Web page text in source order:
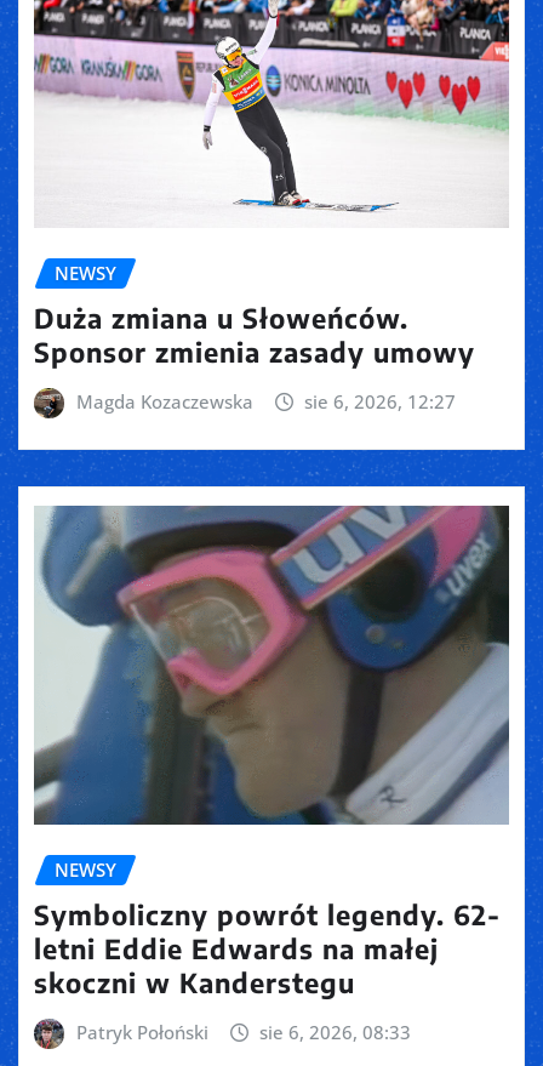
NEWSY
Duża zmiana u Słoweńców.
Sponsor zmienia zasady umowy
Magda Kozaczewska sie 6, 2026, 12:27
NEWSY
Symboliczny powrót legendy. 62-
letni Eddie Edwards na małej
skoczni w Kanderstegu
Patryk Połoński sie 6, 2026, 08:33